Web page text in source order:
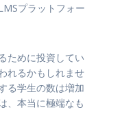
プラットフォー
ために投資してい
れるかもしれませ
る学生の数は増加
、本当に極端なも